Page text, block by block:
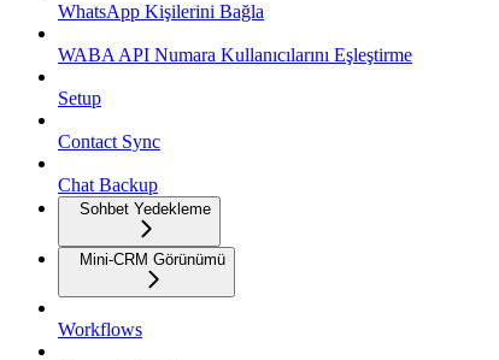
WhatsApp Kişilerini Bağla
WABA API Numara Kullanıcılarını Eşleştirme
Setup
Contact Sync
Chat Backup
Sohbet Yedekleme
Mini-CRM Görünümü
Workflows